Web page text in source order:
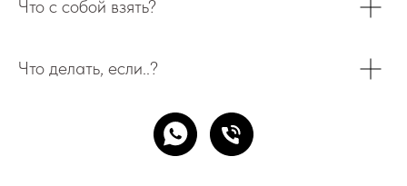
Что с собой взять?
Что делать, если..?